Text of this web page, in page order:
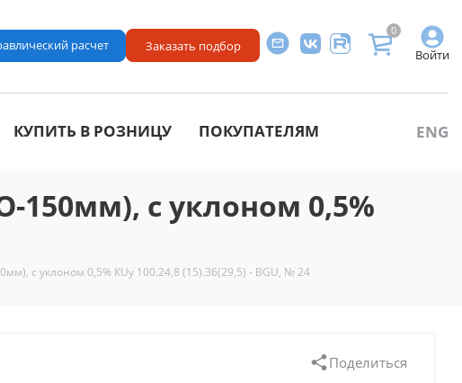
Войти
0
расчет Заказать подбор
КУПИТЬ В РОЗНИЦУ ПОКУПАТЕЛЯМ ENG
с уклоном 0,5%
с уклоном 0,5% КUу 100.24,8 (15).36(29,5) - BGU, № 24
Поделиться